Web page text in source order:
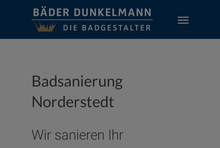
main
Badsanierung
Norderstedt
Wir sanieren Ihr